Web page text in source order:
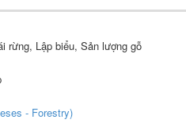
rừng, Lập biểu, Sản lượng gỗ
- Forestry)